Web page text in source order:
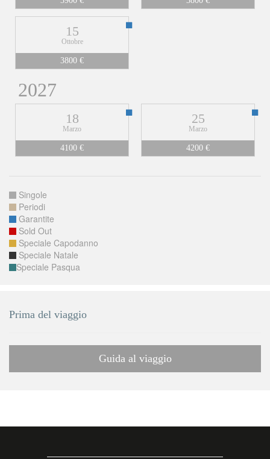
15
Ottobre
3800 €
2027
18
Marzo
4100 €
25
Marzo
4200 €
Singole
Periodi
Garantite
Sold Out
Speciale Capodanno
Speciale Natale
Speciale Pasqua
Prima del viaggio
Guida al viaggio